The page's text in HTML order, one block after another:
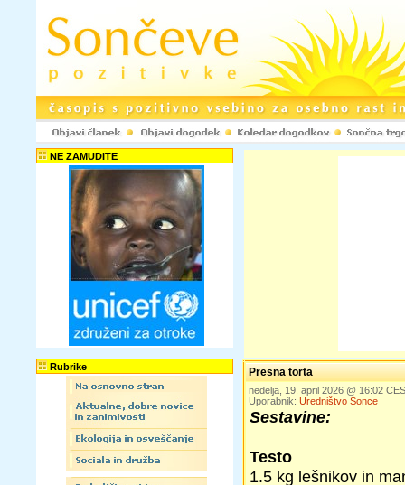
NE ZAMUDITE
Rubrike Presna torta
nedelja, 19. april 2026 @ 16:02
Uporabnik: Uredništvo Sonce
Sestavine:
Testo
1.5 kg lešnikov in